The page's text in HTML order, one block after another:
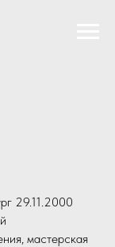
29.11.2000
мастерская